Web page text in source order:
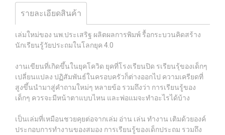
รายละเอียดสินค้า
เล่มใหม่ของ นพ.ประเสริฐ ผลิตผลการพิมพ์ รื้อกระบวนคิดสร้าง
นักเรียนรู้วัยประถมในโลกยุค 4.0
งานเขียนที่เกิดขึ้นในยุคโควิด ยุคที่โรงเรียนปิด รเรียนรุ้ของเด็กๆ
เปลี่ยนแปลง ปฏิสัมพันธ์ในครอบครัวก็ต่างออกไป ความเครียดที่
สูงขึ้นนำมาสู่คำถามใหม่ๆ หลายข้อ รวมถึงว่า การเรียนรู้ของ
เด็กๆ ควรจะมีหน้าตาแบบไหน และพ่อแมจะทำอะไรได้บ้าง
เป็นเล่มที่เหมือนชวยคุยต่อจากเล่ม อ่าน เล่น ทำงาน เติมด้วยองค์
ประกอบการทำงานของสมอง การเรียนรู้ของเด็กประถม รวมถึง